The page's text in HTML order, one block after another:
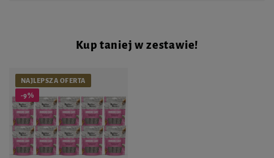
Kup taniej w zestawie!
NAJLEPSZA OFERTA
-9%